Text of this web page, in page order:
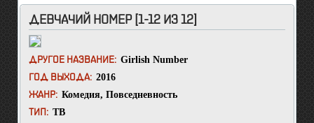
ДЕВЧАЧИЙ НОМЕР [1-12 ИЗ 12]
ДРУГОЕ НАЗВАНИЕ: Girlish Number
ГОД ВЫХОДА: 2016
ЖАНР: Комедия, Повседневность
ТИП: ТВ